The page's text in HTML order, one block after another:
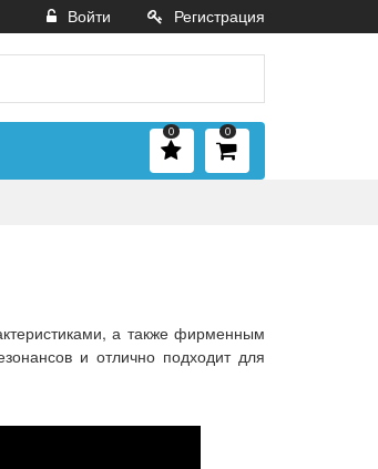
Войти Регистрация
0
0
а также фирменным
и отлично подходит для